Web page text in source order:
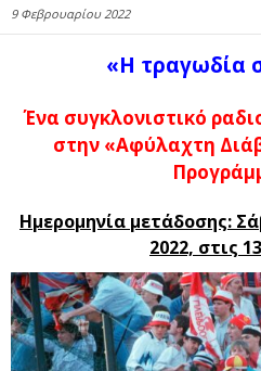
9 Φεβρουαρίου 2022
«Η τραγωδία
Ένα συγκλονιστικό
στην «Αφύλαχτη
Ημερομηνία μετάδοσης:
2022, στις